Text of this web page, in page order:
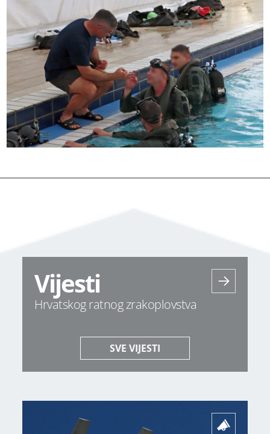
Vijesti
Hrvatskog ratnog zrakoplovstva
SVE VIJESTI